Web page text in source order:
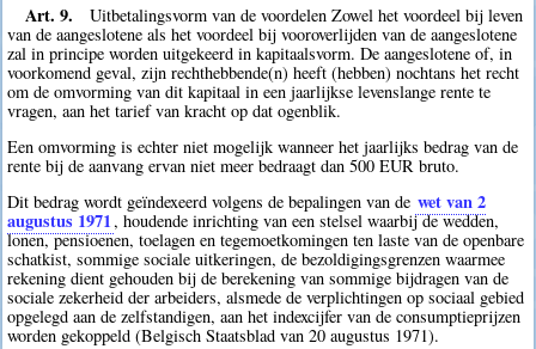
Art. 9.
Uitbetalingsvorm van de voordelen Zowel het voordeel bij leven
van de aangeslotene als het voordeel bij vooroverlijden van de aangeslotene
zal in principe worden uitgekeerd in kapitaalsvorm. De aangeslotene of, in
voorkomend geval, zijn rechthebbende(n) heeft (hebben) nochtans het recht
om de omvorming van dit kapitaal in een jaarlijkse levenslange rente te
vragen, aan het tarief van kracht op dat ogenblik.
Een omvorming is echter niet mogelijk wanneer het jaarlijks bedrag van de
rente bij de aanvang ervan niet meer bedraagt dan 500 EUR bruto.
Dit bedrag wordt geïndexeerd volgens de bepalingen van de wet van 2
augustus 1971, houdende inrichting van een stelsel waarbij de wedden,
lonen, pensioenen, toelagen en tegemoetkomingen ten laste van de openbare
schatkist, sommige sociale uitkeringen, de bezoldigingsgrenzen waarmee
rekening dient gehouden bij de berekening van sommige bijdragen van de
sociale zekerheid der arbeiders, alsmede de verplichtingen op sociaal gebied
opgelegd aan de zelfstandigen, aan het indexcijfer van de consumptieprijzen
worden gekoppeld (Belgisch Staatsblad van 20 augustus 1971).